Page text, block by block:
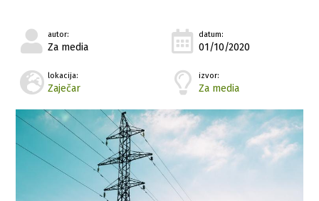
autor:
Za media
datum:
01/10/2020
lokacija:
Zaječar
izvor:
Za media